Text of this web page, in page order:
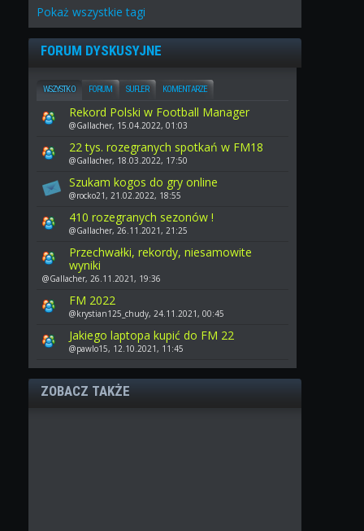
Pokaż wszystkie tagi
FORUM DYSKUSYJNE
WSZYSTKO FORUM SUFLER KOMENTARZE
Rekord Polski w Football Manager
@Gallacher, 15.04.2022, 01:03
22 tys. rozegranych spotkań w FM18
@Gallacher, 18.03.2022, 17:50
Szukam kogos do gry online
@rocko21, 21.02.2022, 18:55
410 rozegranych sezonów !
@Gallacher, 26.11.2021, 21:25
Przechwałki, rekordy, niesamowite
wyniki
@Gallacher, 26.11.2021, 19:36
FM 2022
@krystian125_chudy, 24.11.2021, 00:45
Jakiego laptopa kupić do FM 22
@pawlo15, 12.10.2021, 11:45
ZOBACZ TAKŻE